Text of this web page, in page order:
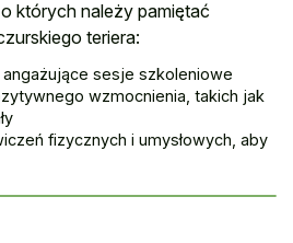
których należy pamiętać
teriera:
sesje szkoleniowe
wzmocnienia, takich jak
fizycznych i umysłowych, aby